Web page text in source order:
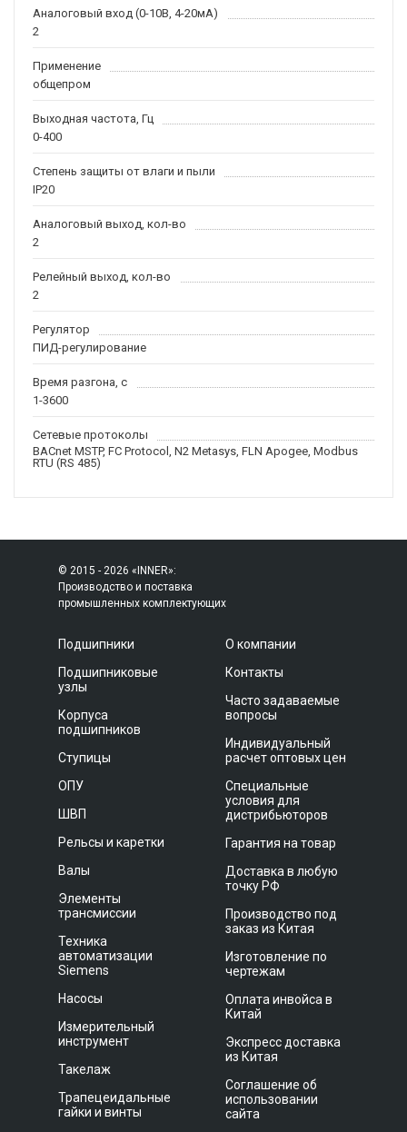
Аналоговый вход (0-10В, 4-20мА)
2
Применение
общепром
Выходная частота, Гц
0-400
Степень защиты от влаги и пыли
IP20
Аналоговый выход, кол-во
2
Релейный выход, кол-во
2
Регулятор
ПИД-регулирование
Время разгона, с
1-3600
Сетевые протоколы
BACnet MSTP, FC Protocol, N2 Metasys, FLN Apogee, Modbus
RTU (RS 485)
© 2015 - 2026 «INNER»:
Производство и поставка
промышленных комплектующих
Подшипники
Подшипниковые
узлы
Корпуса
подшипников
Ступицы
ОПУ
ШВП
Рельсы и каретки
Валы
Элементы
трансмиссии
Техника
автоматизации
Siemens
Насосы
Измерительный
инструмент
Такелаж
Трапецеидальные
гайки и винты
О компании
Контакты
Часто задаваемые
вопросы
Индивидуальный
расчет оптовых цен
Специальные
условия для
дистрибьюторов
Гарантия на товар
Доставка в любую
точку РФ
Производство под
заказ из Китая
Изготовление по
чертежам
Оплата инвойса в
Китай
Экспресс доставка
из Китая
Соглашение об
использовании
сайта